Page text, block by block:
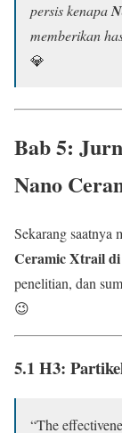
persis kenapa
memberikan
💎
Bab 5:
Nano
Sekarang saatnya
Ceramic Xtrail
penelitian, dan
😉
5.1 H3:
“The